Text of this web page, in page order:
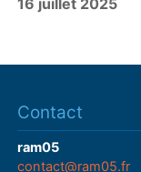
16 juillet 2025
Contact
ram05
contact@ram05.fr